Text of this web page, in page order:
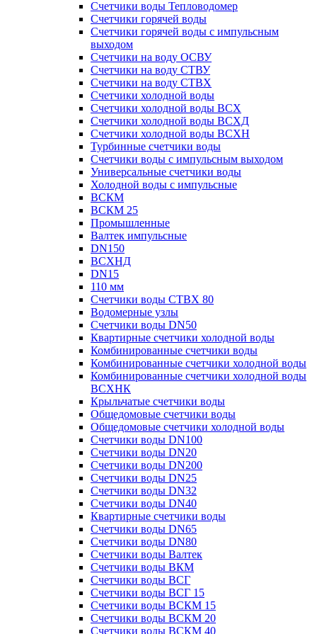
Счетчики воды Тепловодомер
Счетчики горячей воды
Счетчики горячей воды с импульсным
выходом
Счетчики на воду ОСВУ
Счетчики на воду СТВУ
Счетчики на воду СТВХ
Счетчики холодной воды
Счетчики холодной воды ВСХ
Счетчики холодной воды ВСХД
Счетчики холодной воды ВСХН
Турбинные счетчики воды
Счетчики воды с импульсным выходом
Универсальные счетчики воды
Холодной воды с импульсные
ВСКМ
ВСКМ 25
Промышленные
Валтек импульсные
DN150
ВСХНД
DN15
110 мм
Счетчики воды СТВХ 80
Водомерные узлы
Счетчики воды DN50
Квартирные счетчики холодной воды
Комбинированные счетчики воды
Комбинированные счетчики холодной воды
Комбинированные счетчики холодной воды
ВСХНК
Крыльчатые счетчики воды
Общедомовые счетчики воды
Общедомовые счетчики холодной воды
Счетчики воды DN100
Счетчики воды DN20
Счетчики воды DN200
Счетчики воды DN25
Счетчики воды DN32
Счетчики воды DN40
Квартирные счетчики воды
Счетчики воды DN65
Счетчики воды DN80
Счетчики воды Валтек
Счетчики воды ВКМ
Счетчики воды ВСГ
Счетчики воды ВСГ 15
Счетчики воды ВСКМ 15
Счетчики воды ВСКМ 20
Счетчики воды ВСКМ 40